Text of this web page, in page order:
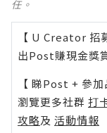
任。
【 U Creator 招
出Post賺現金獎
【 睇Post + 參加
瀏覽更多社群 打
攻略及 活動情報